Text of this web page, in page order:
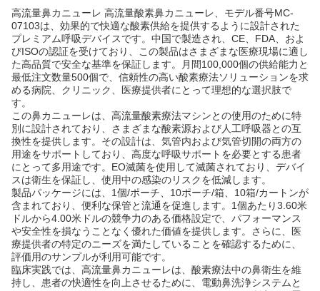
高流量鼻カニューレ 高流量酸素鼻カニューレ、モデル番号MC-
07103は、効果的で快適な酸素供給を提供するように設計された
プレミアム呼吸デバイスです。中国で製造され、CE、FDA、およ
びISOの認証を受けており、この製品はさまざまな医療現場に適し
た高品質で安全な基準を保証します。月間100,000個の供給能力と
最低注文数量500個で、信頼性の高い酸素療法ソリューションを求
める病院、クリニック、医療提供者にとって理想的な選択肢で
す。
この鼻カニューレは、高流量酸素療法マシンとの使用のために特
別に設計されており、さまざまな酸素源および人工呼吸器との互
換性を提供します。その設計は、気管内および気管切開の両方の
用途をサポートしており、高度な呼吸サポートを必要とする患者
にとって多用途です。EO滅菌を使用して滅菌されており、デバイ
スは衛生を保証し、使用中の感染のリスクを低減します。
製品パッケージには、1個/ポーチ、10ポーチ/箱、10箱/カートンが
含まれており、便利な保管と流通を促進します。1個あたり3.60米
ドルから4.00米ドルの競争力のある価格設定で、パフォーマンス
や安全性を損なうことなく優れた価値を提供します。さらに、医
療提供者の特定のニーズを満たしていることを確認するために、
評価用のサンプルが利用可能です。
臨床実践では、高流量鼻カニューレは、酸素療法中の鼻衛生を維
持し、患者の快適性を向上させるために、電動鼻洗浄システムと